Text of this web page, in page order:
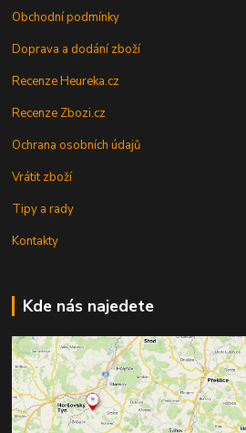
Obchodní podmínky
Doprava a dodání zboží
Recenze Heureka.cz
Recenze Zbozi.cz
Ochrana osobních údajů
Vrátit zboží
Tipy a rady
Kontakty
Kde nás najedete